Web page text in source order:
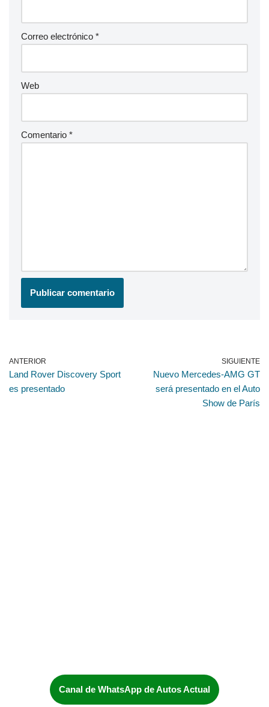
Correo electrónico *
Web
Comentario *
ANTERIOR
Land Rover Discovery Sport
es presentado
SIGUIENTE
Nuevo Mercedes-AMG GT
será presentado en el Auto
Show de París
Canal de WhatsApp de Autos Actual